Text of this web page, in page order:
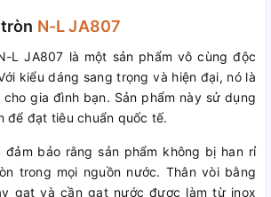
N-L JA807
L JA807 là một sản phẩm vô cùng độc
kiểu dáng sang trọng và hiện đại, nó là
cho gia đình bạn. Sản phẩm này sử dụng
để đạt tiêu chuẩn quốc tế.
đảm bảo rằng sản phẩm không bị han rỉ
trong mọi nguồn nước. Thân vòi bằng
gạt và cần gạt nước được làm từ inox